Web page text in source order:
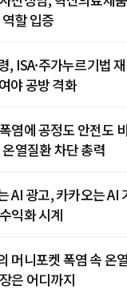
할 입증
, ISA·주가누르기법
야 공방 격화
염에 공정도 안전도
열질환 차단 총력
AI 광고, 카카오는
익화 시계
머니포켓 폭염 속 온
은 어디까지